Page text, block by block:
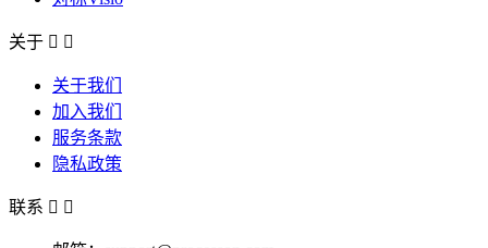
关于  
关于我们
加入我们
服务条款
隐私政策
联系  